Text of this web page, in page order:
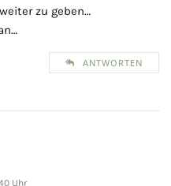
zu geben…
ANTWORTEN
Uhr